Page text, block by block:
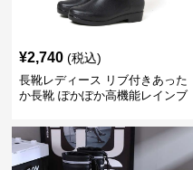
¥2,740 (税込)
長靴レディース リブ付きあった
か長靴 ぽかぽか高機能レインブ